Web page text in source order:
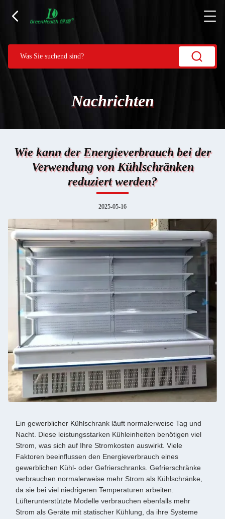
Nachrichten
Wie kann der Energieverbrauch bei der
Verwendung von Kühlschränken
reduziert werden?
2025-05-16
Ein gewerblicher Kühlschrank läuft normalerweise Tag und
Nacht. Diese leistungsstarken Kühleinheiten benötigen viel
Strom, was sich auf Ihre Stromkosten auswirkt. Viele
Faktoren beeinflussen den Energieverbrauch eines
gewerblichen Kühl- oder Gefrierschranks. Gefrierschränke
verbrauchen normalerweise mehr Strom als Kühlschränke,
da sie bei viel niedrigeren Temperaturen arbeiten.
Lüfterunterstützte Modelle verbrauchen ebenfalls mehr
Strom als Geräte mit statischer Kühlung, da ihre Systeme